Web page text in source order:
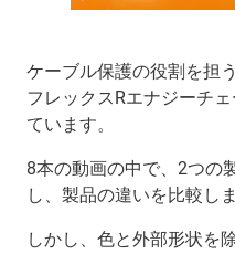
ケーブル保護の役割を担
フレックスRエナジーチ
ています。
8本の動画の中で、2つの
し、製品の違いを比較しま
しかし、色と外部形状を